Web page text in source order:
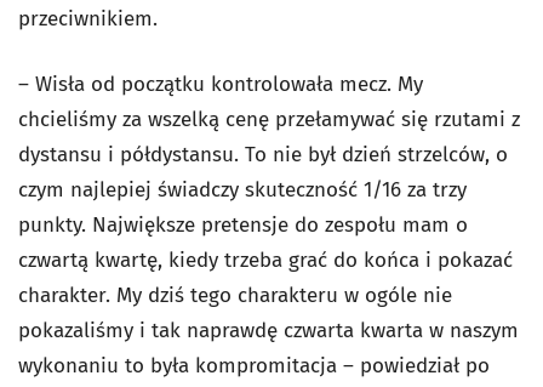
przeciwnikiem.
– Wisła od początku kontrolowała mecz. My
chcieliśmy za wszelką cenę przełamywać się rzutami z
dystansu i półdystansu. To nie był dzień strzelców, o
czym najlepiej świadczy skuteczność 1/16 za trzy
punkty. Największe pretensje do zespołu mam o
czwartą kwartę, kiedy trzeba grać do końca i pokazać
charakter. My dziś tego charakteru w ogóle nie
pokazaliśmy i tak naprawdę czwarta kwarta w naszym
wykonaniu to była kompromitacja – powiedział po